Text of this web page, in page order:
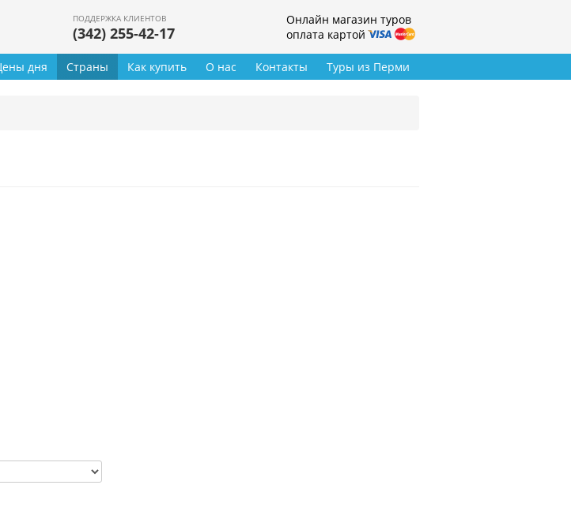
ПОДДЕРЖКА КЛИЕНТОВ
(342) 255-42-17
Онлайн магазин туров
оплата картой
Туры из Перми
дня Страны Как купить О нас Контакты